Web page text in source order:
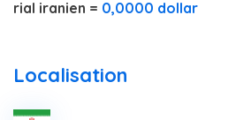
rial iranien = 0,0000 dollar
Localisation